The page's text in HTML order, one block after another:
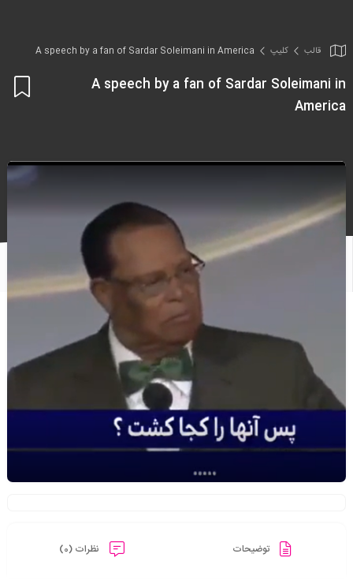
قالب کلیپ A speech by a fan of Sardar Soleimani in America
A speech by a fan of Sardar Soleimani in
America
توضیحات نظرات (0)